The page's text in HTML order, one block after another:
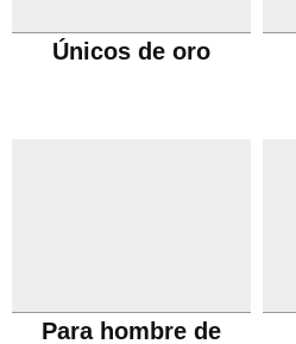
Únicos de oro
Para hombre de